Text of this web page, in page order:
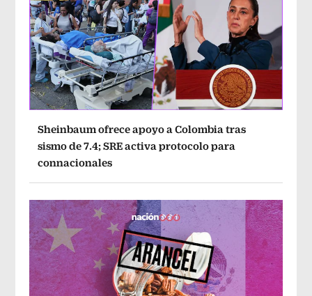
Sheinbaum ofrece apoyo a Colombia tras
sismo de 7.4; SRE activa protocolo para
connacionales